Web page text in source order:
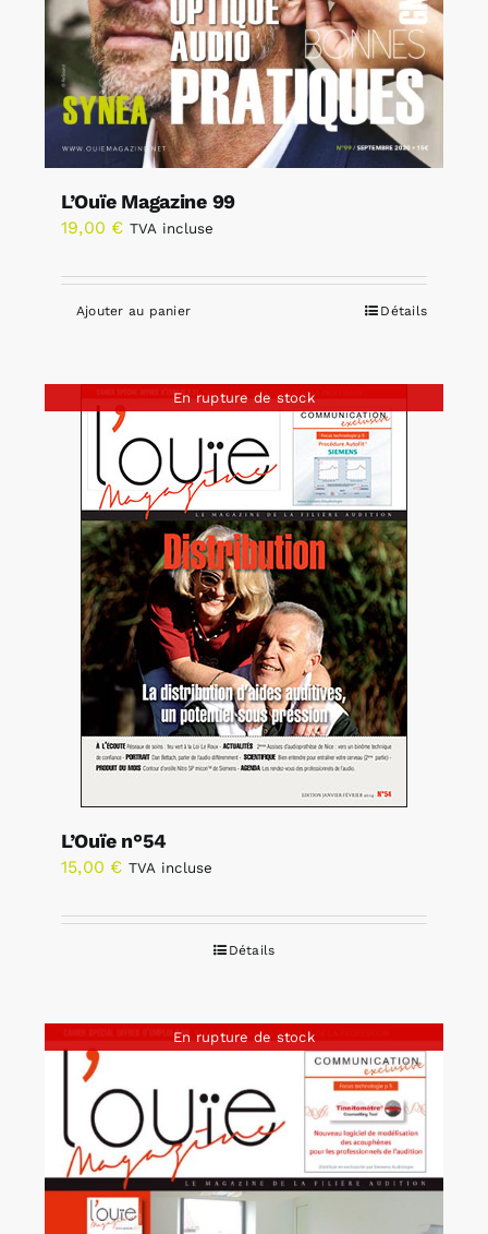
L’Ouïe Magazine 99
19,00 € TVA incluse
Ajouter au panier Détails
En rupture de stock
L’Ouïe n°54
15,00 € TVA incluse
Détails
En rupture de stock